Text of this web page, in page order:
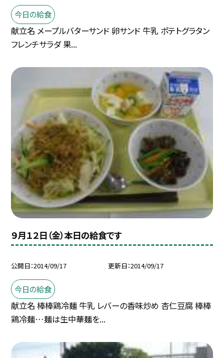
今日の給食
献立名 メープルバターサンド 卵サンド 牛乳 ポテトグラタン
フレンチサラダ 果...
９月１２日（金）本日の給食です
公開日 2014/09/17 更新日 2014/09/17
今日の給食
献立名 棒棒鶏冷麺 牛乳 レバーの香味炒め 杏仁豆腐 棒棒
鶏冷麺…麺は生中華麺を...